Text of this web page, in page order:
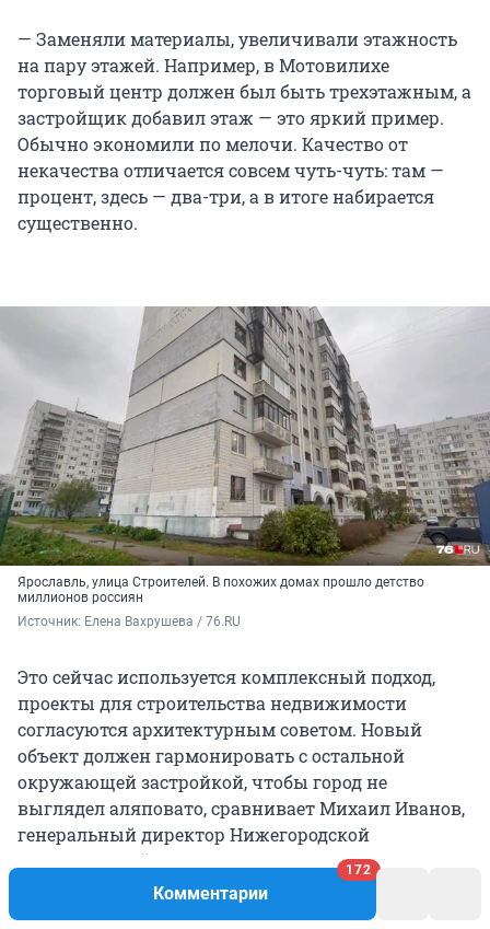
Комментарии
172
— Заменяли материалы, увеличивали этажность
на пару этажей. Например, в Мотовилихе
торговый центр должен был быть трехэтажным, а
застройщик добавил этаж — это яркий пример.
Обычно экономили по мелочи. Качество от
некачества отличается совсем чуть-чуть: там —
процент, здесь — два-три, а в итоге набирается
существенно.
Ярославль, улица Строителей. В похожих домах прошло детство
миллионов россиян
Источник: Елена Вахрушева / 76.RU
Это сейчас используется комплексный подход,
проекты для строительства недвижимости
согласуются архитектурным советом. Новый
объект должен гармонировать с остальной
окружающей застройкой, чтобы город не
выглядел аляповато, сравнивает Михаил Иванов,
генеральный директор Нижегородской
девелоперской компании.
— Вообще, конечно, в то время никто не думал о